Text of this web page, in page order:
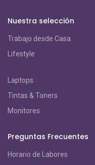
Nuestra selección
Trabajo desde Casa
Lifestyle
Laptops
Tintas & Toners
Monitores
Preguntas Frecuentes
Horario de Labores